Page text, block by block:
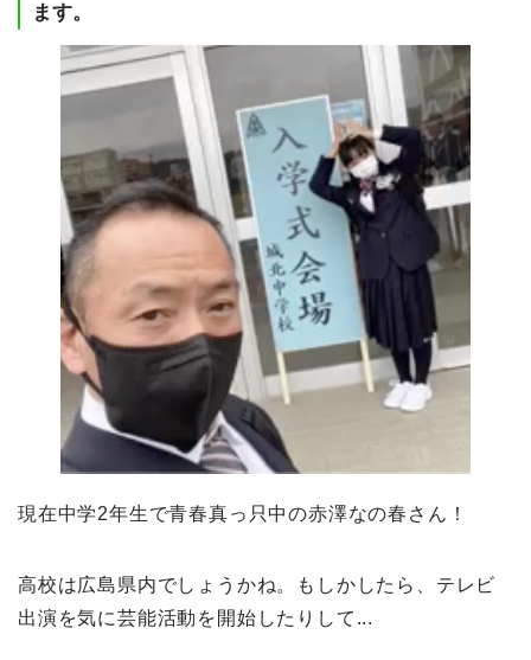
ます。
現在中学2年生で青春真っ只中の赤澤なの春さん！
高校は広島県内でしょうかね。もしかしたら、テレビ
出演を気に芸能活動を開始したりして...